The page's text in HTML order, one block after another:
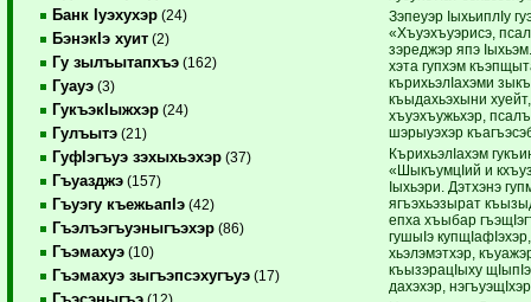
Банк Iуэхухэр (24)
БэнэкIэ хуит (2)
Гу зылъытапхъэ (162)
Гуауэ (3)
ГукъэкIыжхэр (24)
Гулъытэ (21)
ГуфIэгъуэ зэхыхьэхэр (37)
Гъуазджэ (157)
Гъуэгу къежьапIэ (42)
Гъэлъэгъуэныгъэхэр (86)
Гъэмахуэ (10)
Гъэмахуэ зыгъэпсэхугъуэ (17)
(12)
Зэпеуэр IыхьиплIу
«Хъуэхъуэрисэ,
зэреджэр япэ
хэта гупхэм
кърихьэлIахэми
къыдахьэхыни
хъуэхъужьхэр,
шэрыуэхэр
КърихьэлIахэм
«ШыкъумцIий и
Iыхьэри. Дэтхэнэ
ягъэхьэзырат
епха хъыбар
гушыIэ
хьэлэмэтхэр,
къызэрацIыху
дахэхэр,